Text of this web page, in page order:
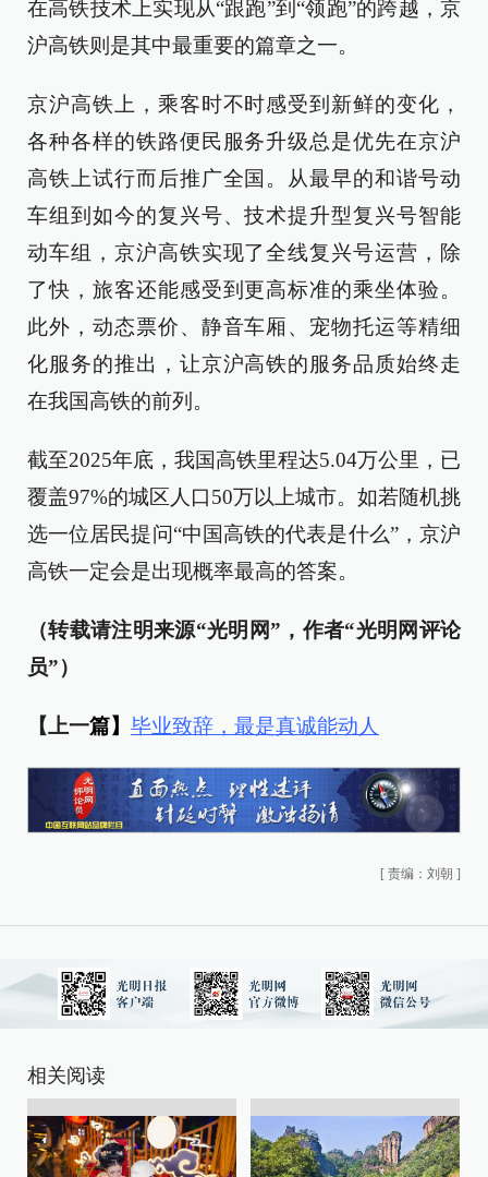
在高铁技术上实现从“跟跑”到“领跑”的跨越，京
沪高铁则是其中最重要的篇章之一。
京沪高铁上，乘客时不时感受到新鲜的变化，
各种各样的铁路便民服务升级总是优先在京沪
高铁上试行而后推广全国。 从最早的和谐号动
车组到如今的复兴号、技术提升型复兴号智能
动车组，京沪高铁实现了全线复兴号运营，除
了快，旅客还能感受到更高标准的乘坐体验。
此外，动态票价、静音车厢、宠物托运等精细
化服务的推出，让京沪高铁的服务品质始终走
在我国高铁的前列。
截至2025年底，我国高铁里程达5.04万公里，已
覆盖97%的城区人口50万以上城市。如若随机挑
选一位居民提问“中国高铁的代表是什么”，京沪
高铁一定会是出现概率最高的答案。
（转载请注明来源“光明网”，作者“光明网评论
员”）
【上一篇】 毕业致辞，最是真诚能动人
[ 责编：刘朝 ]
相关阅读